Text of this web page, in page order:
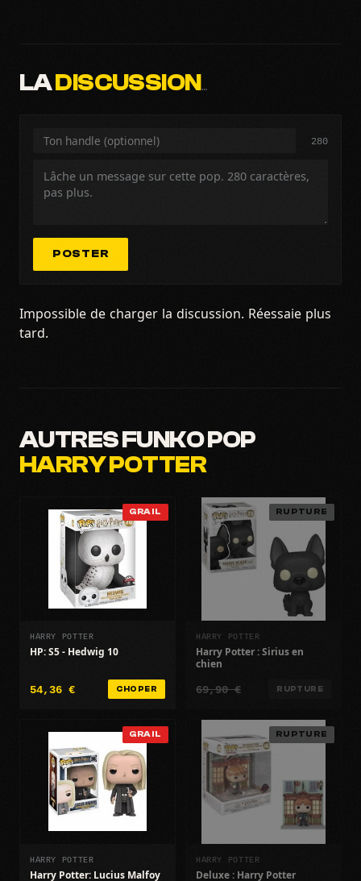
LADISCUSSION…
280
POSTER
Impossible de charger la discussion. Réessaie plus
tard.
AUTRES FUNKO POP
HARRY POTTER
GRAIL
HARRY POTTER
HP: S5 - Hedwig 10
54,36 € CHOPER
RUPTURE
HARRY POTTER
Harry Potter : Sirius en
chien
69,90 € RUPTURE
GRAIL
HARRY POTTER
Harry Potter: Lucius Malfoy
RUPTURE
HARRY POTTER
Deluxe : Harry Potter